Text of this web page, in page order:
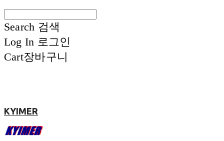
Search 검색
Log In 로그인
Cart장바구니
KYIMER